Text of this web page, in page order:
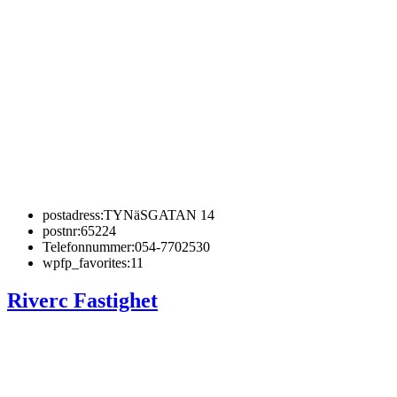
postadress:TYNäSGATAN 14
postnr:65224
Telefonnummer:054-7702530
wpfp_favorites:11
Riverc Fastighet